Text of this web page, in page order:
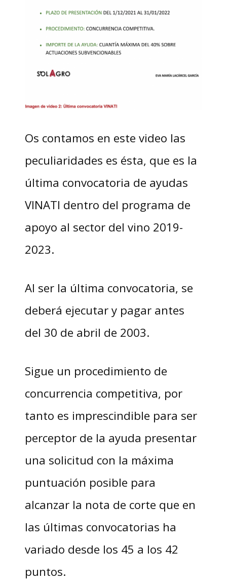
Os contamos en este video las
peculiaridades es ésta, que es la
última convocatoria de ayudas
VINATI dentro del programa de
apoyo al sector del vino 2019-
2023.
Al ser la última convocatoria, se
deberá ejecutar y pagar antes
del 30 de abril de 2003.
Sigue un procedimiento de
concurrencia competitiva, por
tanto es imprescindible para ser
perceptor de la ayuda presentar
una solicitud con la máxima
puntuación posible para
alcanzar la nota de corte que en
las últimas convocatorias ha
variado desde los 45 a los 42
puntos.